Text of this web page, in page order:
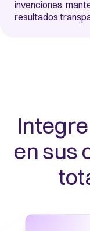
invenciones,
resultados
en sus